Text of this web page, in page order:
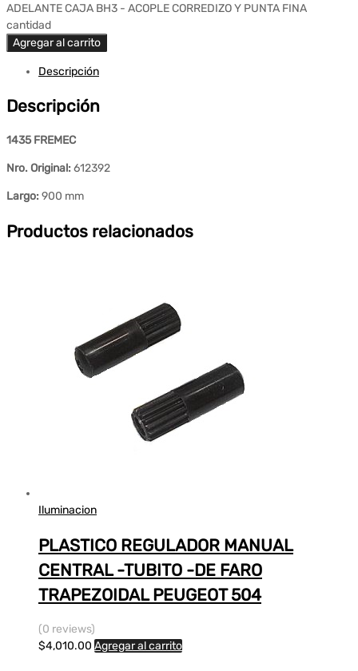
ADELANTE CAJA BH3 - ACOPLE CORREDIZO Y PUNTA FINA
cantidad
Agregar al carrito
Descripción
Descripción
1435 FREMEC
Nro. Original: 612392
Largo: 900 mm
Productos relacionados
Iluminacion
PLASTICO REGULADOR MANUAL
CENTRAL -TUBITO -DE FARO
TRAPEZOIDAL PEUGEOT 504
(0 reviews)
$4,010.00 Agregar al carrito